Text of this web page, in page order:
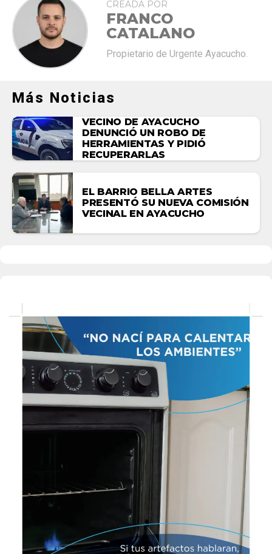
CREADA POR
FRANCO
CATALANO
Propietario de Urgente Ayacucho.
Más Noticias
VECINO DE AYACUCHO
DENUNCIÓ UN ROBO DE
HERRAMIENTAS Y PIDIÓ
RECUPERARLAS
EL BARRIO BELLA ARTES
PRESENTÓ SU NUEVA COMISIÓN
VECINAL EN AYACUCHO